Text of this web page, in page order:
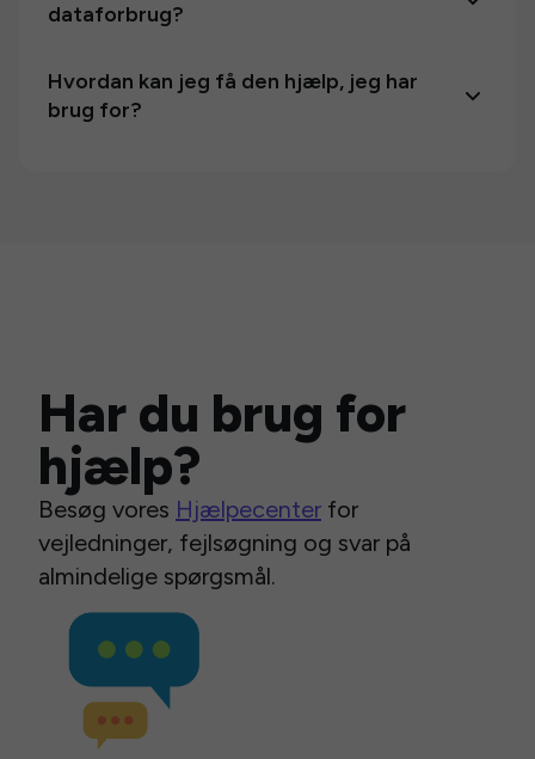
dataforbrug?
Hvordan kan jeg få den hjælp, jeg har
brug for?
Har du brug for
hjælp?
Besøg vores Hjælpecenter for
vejledninger, fejlsøgning og svar på
almindelige spørgsmål.